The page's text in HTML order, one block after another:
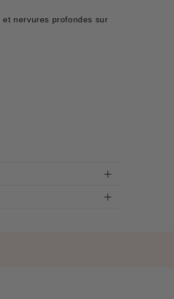
nervures profondes sur